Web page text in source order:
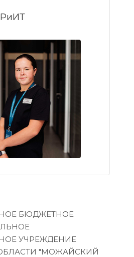
БЮДЖЕТНОЕ
УЧРЕЖДЕНИЕ
"МОЖАЙСКИЙ